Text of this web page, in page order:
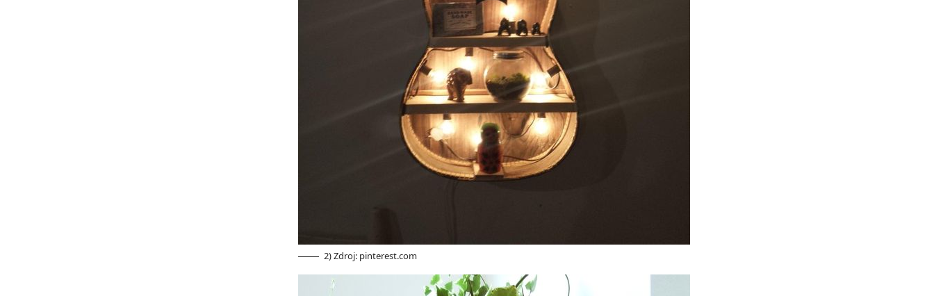
2) Zdroj: pinterest.com